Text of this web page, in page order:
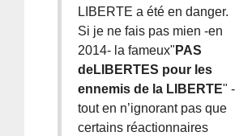
LIBERTE a été en danger.
Si je ne fais pas mien -en
2014- la fameux" PAS
deLIBERTES pour les
ennemis de la LIBERTE" -
tout en n’ignorant pas que
certains réactionnaires